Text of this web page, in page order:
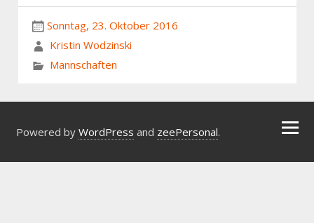
Sonntag, 23. Oktober 2016
Kristin Wodzinski
Mannschaften
Powered by WordPress and zeePersonal.